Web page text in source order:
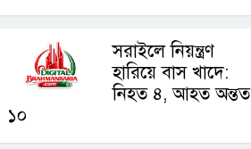
সরাইলে নিয়ন্ত্রণ
হারিয়ে বাস খাদে:
নিহত ৪, আহত অন্তত
১০